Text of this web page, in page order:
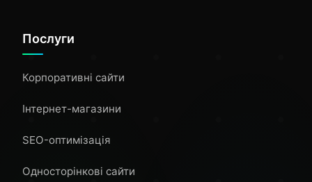
Послуги
Корпоративні сайти
Інтернет-магазини
SEO-оптимізація
Односторінкові сайти